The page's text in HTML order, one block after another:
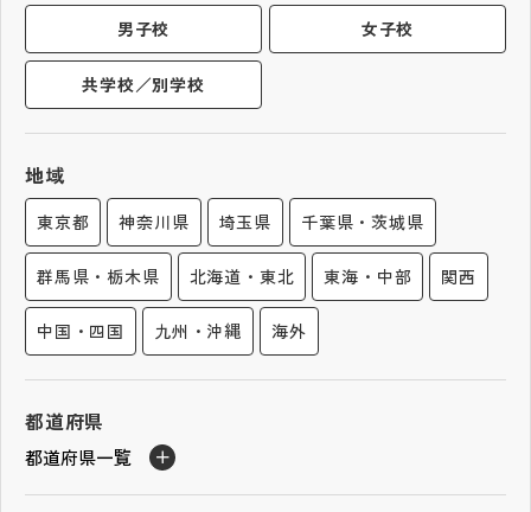
説明会・イベント情報
よみもの
学校HP最新情報
特集
NettyLandかわら版
その他
男子校 女子校
共学校／別学校
地域
東京都 神奈川県 埼玉県 千葉県・茨城県
群馬県・栃木県 北海道・東北 東海・中部 関西
中国・四国 九州・沖縄 海外
都道府県
都道府県一覧